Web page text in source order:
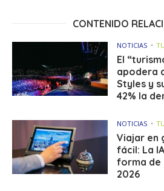
CONTENIDO
NOTICIAS
El
apodera
Styles y
42% la
NOTICIAS
Viajar en
fácil: La
forma de
2026